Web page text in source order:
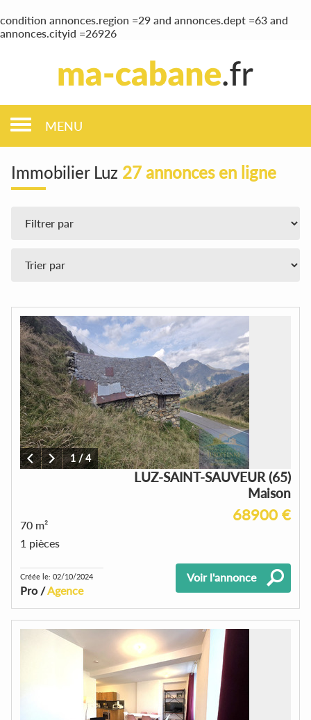
condition annonces.region =29 and annonces.dept =63 and
annonces.cityid =26926
MENU
Immobilier Luz 27 annonces en ligne
1/4
LUZ-SAINT-SAUVEUR (65)
Maison
68900 €
70 m²
1 pièces
Créée le: 02/10/2024
Pro /Agence
Voir l'annonce